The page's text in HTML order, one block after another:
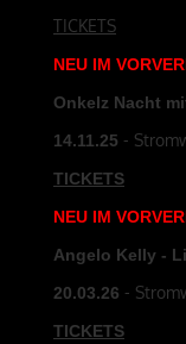
TICKETS
NEU IM
Onkelz Nacht
14.11.25 -
TICKETS
NEU IM
Angelo Kelly -
20.03.26 -
TICKETS